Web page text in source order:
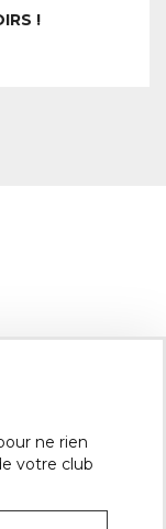
!
ne rien
votre club